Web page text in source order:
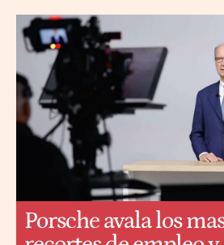
Porsche avala los